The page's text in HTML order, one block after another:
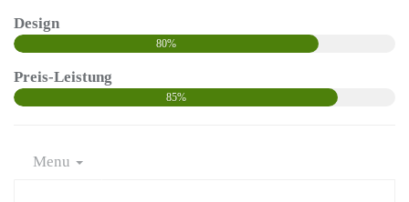
Design
80%
Preis-Leistung
85%
Menu